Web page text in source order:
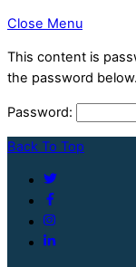
Close Menu
This content is
the password below.
Password:
Back To Top